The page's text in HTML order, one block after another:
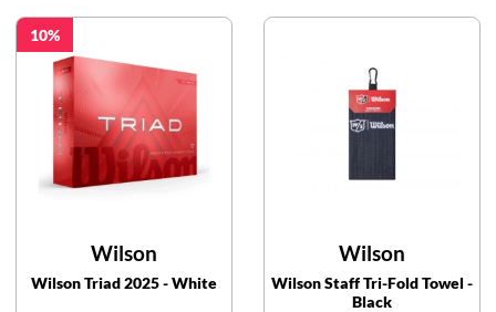
10
Wilson
Wilson Triad 2025 - White
Wilson
Wilson Staff Tri-Fold Towel -
Black